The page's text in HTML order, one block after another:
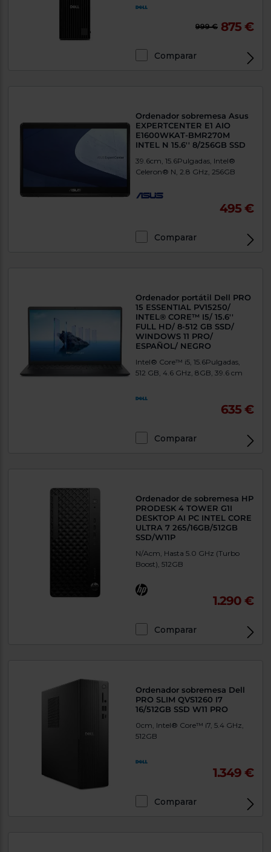
999 € 875 €
Comparar
Ordenador sobremesa Asus
EXPERTCENTER E1 AIO
E1600WKAT-BMR270M
INTEL N 15.6'' 8/256GB SSD
39.6cm, 15.6Pulgadas, Intel®
Celeron® N, 2.8 GHz, 256GB
495 €
Comparar
Ordenador portátil Dell PRO
15 ESSENTIAL PV15250/
INTEL® CORE™ I5/ 15.6''
FULL HD/ 8-512 GB SSD/
WINDOWS 11 PRO/
ESPAÑOL/ NEGRO
Intel® Core™ i5, 15.6Pulgadas,
512 GB, 4.6 GHz, 8GB, 39.6 cm
635 €
Comparar
Ordenador de sobremesa HP
PRODESK 4 TOWER G1I
DESKTOP AI PC INTEL CORE
ULTRA 7 265/16GB/512GB
SSD/W11P
N/Acm, Hasta 5.0 GHz (Turbo
Boost), 512GB
1.290 €
Comparar
Ordenador sobremesa Dell
PRO SLIM QVS1260 I7
16/512GB SSD W11 PRO
0cm, Intel® Core™ i7, 5.4 GHz,
512GB
1.349 €
Comparar